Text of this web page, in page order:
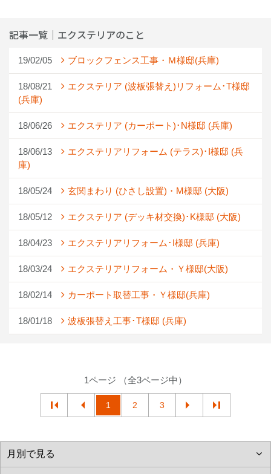
記事一覧｜エクステリアのこと
19/02/05 ブロックフェンス工事・Ｍ様邸(兵庫)
18/08/21
エクステリア (波板張替え)リフォーム･T様邸
(兵庫)
18/06/26 エクステリア (カーポート)･N様邸 (兵庫)
18/06/13
エクステリアリフォーム (テラス)･I様邸 (兵
庫)
18/05/24 玄関まわり (ひさし設置)・M様邸 (大阪)
18/05/12 エクステリア (デッキ材交換)･K様邸 (大阪)
18/04/23 エクステリアリフォーム･I様邸 (兵庫)
18/03/24 エクステリアリフォーム・Ｙ様邸(大阪)
18/02/14 カーポート取替工事・Ｙ様邸(兵庫)
18/01/18 波板張替え工事･T様邸 (兵庫)
1ページ （全3ページ中）
1 2 3